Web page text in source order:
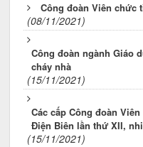
Công đoàn Viên chức
(08/11/2021)
Công đoàn ngành Giáo
cháy nhà
(15/11/2021)
Các cấp Công đoàn
Điện Biên lần thứ XII,
(15/11/2021)